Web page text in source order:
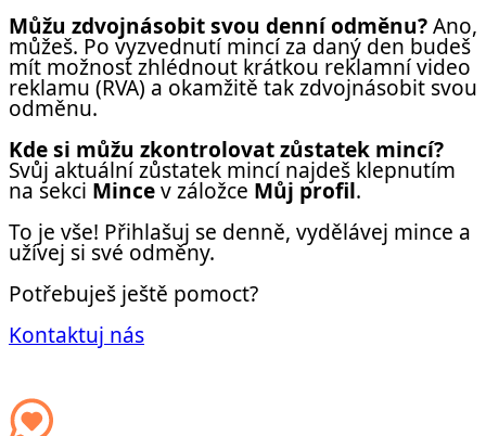
Můžu zdvojnásobit svou denní odměnu?Ano,
můžeš. Po vyzvednutí mincí za daný den budeš
mít možnost zhlédnout krátkou reklamní video
reklamu (RVA) a okamžitě tak zdvojnásobit svou
odměnu.
Kde si můžu zkontrolovat zůstatek mincí?
Svůj aktuální zůstatek mincí najdeš klepnutím
na sekci Mincev záložce Můj profil.
To je vše! Přihlašuj se denně, vydělávej mince a
užívej si své odměny.
Potřebuješ ještě pomoct?
Kontaktuj nás